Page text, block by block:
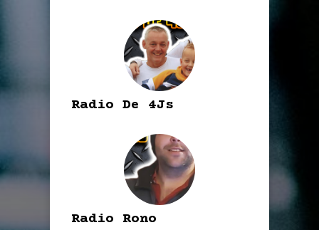
Radio De 4Js
Radio Rono